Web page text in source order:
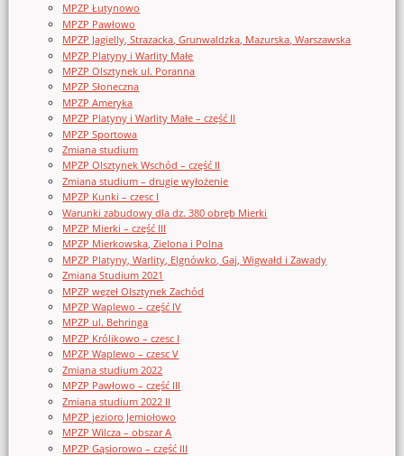
MPZP Łutynowo
MPZP Pawłowo
MPZP Jagielly, Strazacka, Grunwaldzka, Mazurska, Warszawska
MPZP Platyny i Warlity Małe
MPZP Olsztynek ul. Poranna
MPZP Słoneczna
MPZP Ameryka
MPZP Platyny i Warlity Małe – część II
MPZP Sportowa
Zmiana studium
MPZP Olsztynek Wschód – część II
Zmiana studium – drugie wyłożenie
MPZP Kunki – czesc I
Warunki zabudowy dla dz. 380 obręb Mierki
MPZP Mierki – część III
MPZP Mierkowska, Zielona i Polna
MPZP Platyny, Warlity, Elgnówko, Gaj, Wigwałd i Zawady
Zmiana Studium 2021
MPZP węzeł Olsztynek Zachód
MPZP Waplewo – część IV
MPZP ul. Behringa
MPZP Królikowo – czesc I
MPZP Waplewo – czesc V
Zmiana studium 2022
MPZP Pawłowo – część III
Zmiana studium 2022 II
MPZP jezioro Jemiołowo
MPZP Wilcza – obszar A
MPZP Gąsiorowo – część III